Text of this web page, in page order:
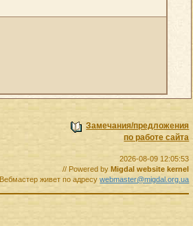
Замечания/предложения
по работе сайта
2026-08-09 12:05:53
// Powered by Migdal website kernel
Вебмастер живет по адресуwebmaster@migdal.org.ua